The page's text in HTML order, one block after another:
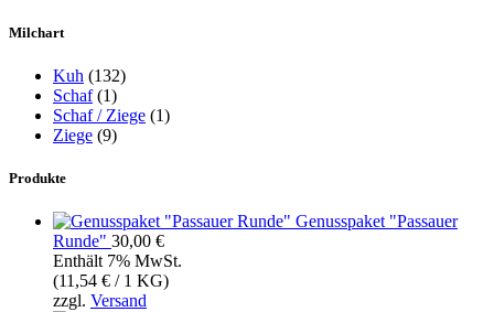
Milchart
Kuh (132)
Schaf (1)
Schaf / Ziege (1)
Ziege (9)
Produkte
Genusspaket "Passauer
Runde" 30,00 €
Enthält 7% MwSt.
(11,54 € / 1 KG)
zzgl. Versand